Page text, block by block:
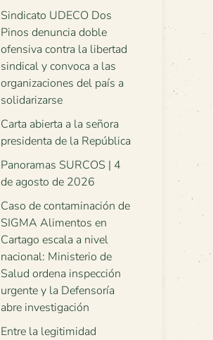
Sindicato UDECO Dos
Pinos denuncia doble
ofensiva contra la libertad
sindical y convoca a las
organizaciones del país a
solidarizarse
Carta abierta a la señora
presidenta de la República
Panoramas SURCOS | 4
de agosto de 2026
Caso de contaminación de
SIGMA Alimentos en
Cartago escala a nivel
nacional: Ministerio de
Salud ordena inspección
urgente y la Defensoría
abre investigación
Entre la legitimidad